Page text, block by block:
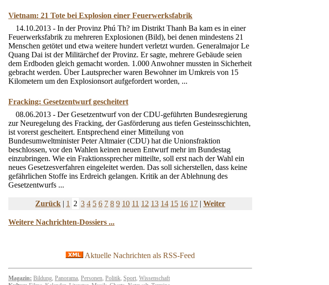
Vietnam: 21 Tote bei Explosion einer Feuerwerksfabrik
14.10.2013 - In der Provinz Phú Th? im Distrikt Thanh Ba kam es in einer
Feuerwerksfabrik zu mehreren Explosionen (Bild), bei denen mindestens 21
Menschen getötet und etwa weitere hundert verletzt wurden. Generalmajor Le
Quang Dai ist der Militärchef der Provinz. Er sagte, mehrere Gebäude seien
dem Erdboden gleich gemacht worden. 1.000 Anwohner mussten in Sicherheit
gebracht werden. Über Lautsprecher waren Bewohner im Umkreis von 15
Kilometern um den Explosionsort aufgefordert worden, ...
Fracking: Gesetzentwurf gescheitert
08.06.2013 - Der Gesetzentwurf von der CDU-geführten Bundesregierung
zur Neuregelung des Fracking, der Gasförderung aus tiefen Gesteinsschichten,
ist vorerst gescheitert. Entsprechend einer Mitteilung von
Bundesumweltminister Peter Altmaier (CDU) hat die Unionsfraktion
beschlossen, vor den Wahlen keinen neuen Entwurf mehr im Bundestag
einzubringen. Wie ein Fraktionssprecher mitteilte, soll erst nach der Wahl ein
neues Gesetzesverfahren eingeleitet werden. Das soll sicherstellen, dass keine
gefährlichen Stoffe ins Erdreich gelangen. Kritik an der Ablehnung des
Gesetzentwurfs ...
Zurück | 1 2 3 4 5 6 7 8 9 10 11 12 13 14 15 16 17 | Weiter
Weitere Nachrichten-Dossiers ...
Aktuelle Nachrichten als RSS-Feed
Magazin: Bildung, Panorama, Personen, Politik, Sport, Wissenschaft